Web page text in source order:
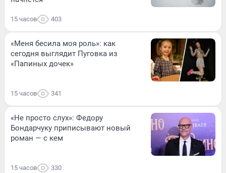
15 часов 403
«Меня бесила моя роль»: как
сегодня выглядит Пуговка из
«Папиных дочек»
15 часов 341
«Не просто слух»: Федору
Бондарчуку приписывают новый
роман — с кем
15 часов 330